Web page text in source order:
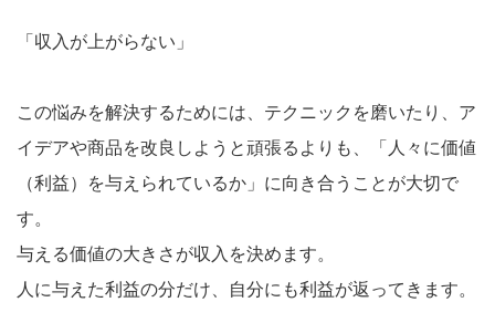
「収入が上がらない」
この悩みを解決するためには、テクニックを磨いたり、ア
イデアや商品を改良しようと頑張るよりも、「人々に価値
（利益）を与えられているか」に向き合うことが大切で
す。
与える価値の大きさが収入を決めます。
人に与えた利益の分だけ、自分にも利益が返ってきます。